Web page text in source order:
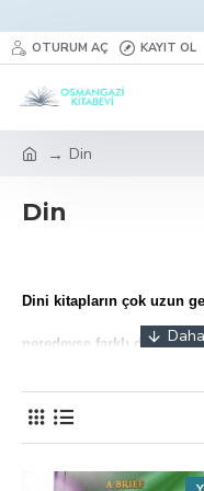
OTURUM AÇ KAYIT OL
Din
Din
Dini kitapların çok uzun
neredeyse farklı dinler
putlara inanmak gibi
misal Müslümanlık,